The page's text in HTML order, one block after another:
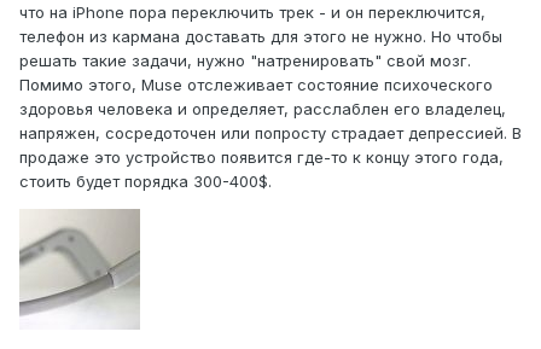
что на iPhone пора переключить трек - и он переключится,
телефон из кармана доставать для этого не нужно. Но чтобы
решать такие задачи, нужно "натренировать" свой мозг.
Помимо этого, Muse отслеживает состояние психоческого
здоровья человека и определяет, расслаблен его владелец,
напряжен, сосредоточен или попросту страдает депрессией. В
продаже это устройство появится где-то к концу этого года,
стоить будет порядка 300-400$.